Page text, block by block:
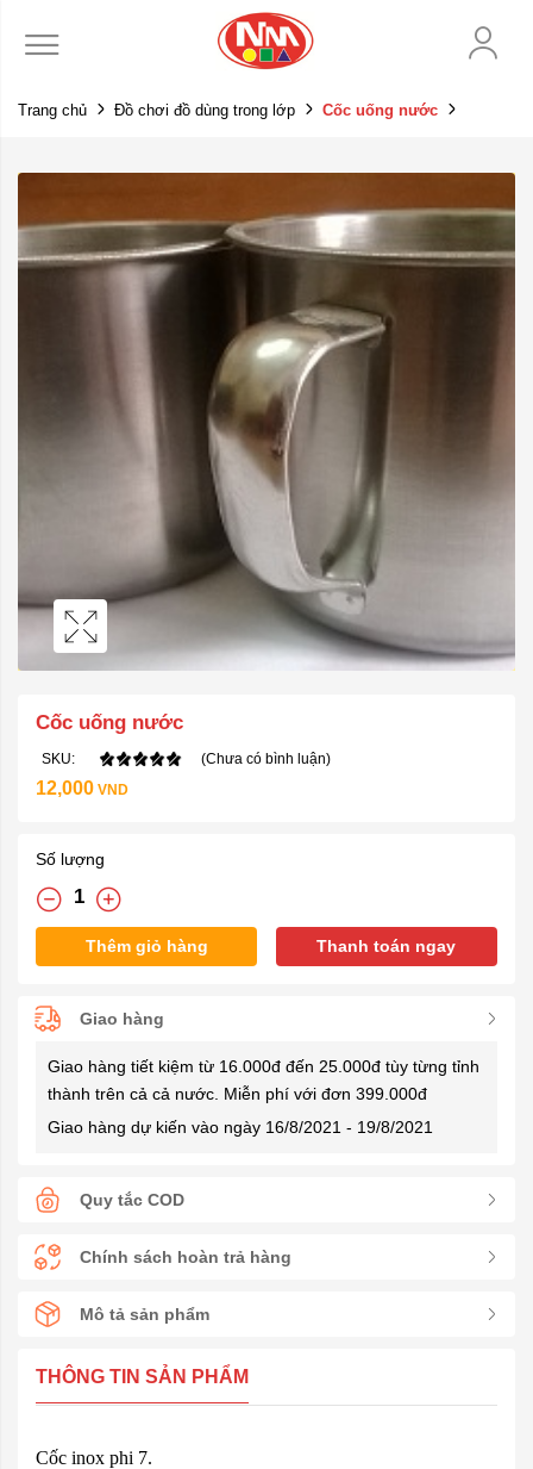
Trang chủ Đồ chơi đồ dùng trong lớp Cốc uống nước
Cốc uống nước
SKU: (Chưa có bình luận)
12,000 VND
Số lượng
Thêm giỏ hàng Thanh toán ngay
Giao hàng
Giao hàng tiết kiệm từ 16.000đ đến 25.000đ tùy từng tỉnh
thành trên cả cả nước. Miễn phí với đơn 399.000đ
Giao hàng dự kiến vào ngày 16/8/2021 - 19/8/2021
Quy tắc COD
Chính sách hoàn trả hàng
Mô tả sản phẩm
THÔNG TIN SẢN PHẨM
Cốc inox phi 7.